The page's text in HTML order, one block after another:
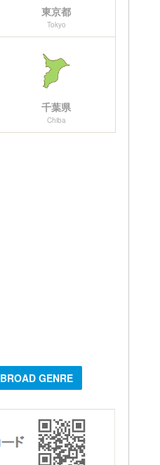
東京都
Tokyo
千葉県
Chiba
BROAD GENRE